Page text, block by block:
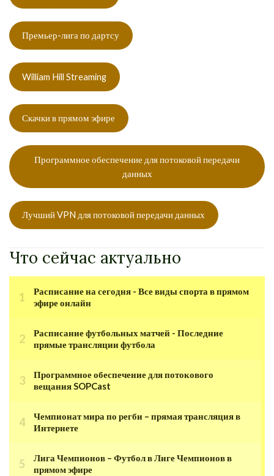
Премьер-лига по дартсу
William Hill Streaming
Скачки в прямом эфире
Программное обеспечение для потоковой передачи
данных
Лучший VPN для потоковой передачи данных
Что сейчас актуально
Расписание на сегодня - Все виды спорта в прямом
эфире онлайн
Расписание футбольных матчей - Последние
прямые трансляции футбола
Программное обеспечение для потокового
вещания SOPCast
Чемпионат мира по регби – прямая трансляция в
Интернете
Лига Чемпионов – Футбол в Лиге Чемпионов в
прямом эфире